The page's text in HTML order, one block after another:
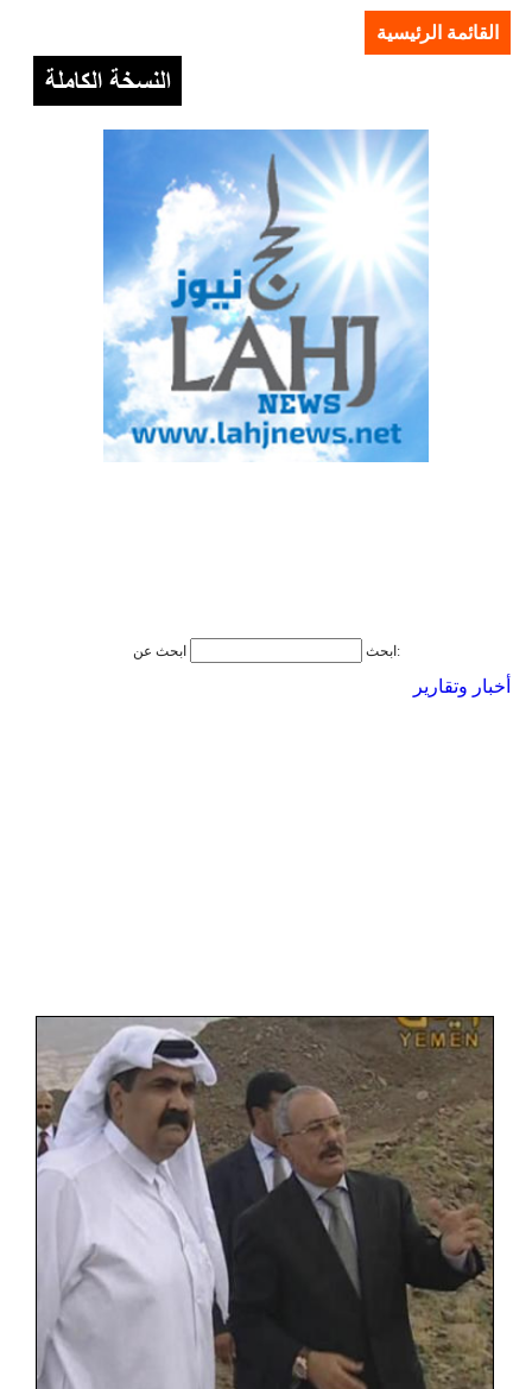
القائمة الرئيسية
ابحث ابحث عن:
أخبار وتقارير